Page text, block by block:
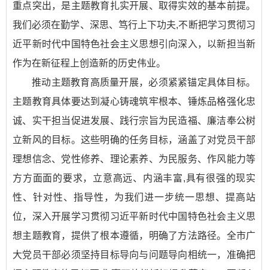
重点突出，是主题教育扎实开展、取得实效的基本前提。
我们必须在勤学、深思、笃行上下功夫,不断把学习贯彻习
近平新时代中国特色社会主义思想引向深入，以新担当新
作为在新征程上创造新的历史伟业。
推动主题教育高质量开展，必须紧紧锚定具体目标。
主题教育具体要达到凝心铸魂筑牢根本、锤炼品格强化忠
诚、实干担当促进发展、践行宗旨为民造福、廉洁奉公树
立新风的目标。这些明确的任务目标，涵盖了对党员干部
理想信念、党性修养、理论素养、为民服务、作风能力等
方方面面的要求，立意高远、内涵丰富,具有很强的现实
性、针对性、指导性，为我们进一步统一思想、提高站
位，深入开展学习贯彻习近平新时代中国特色社会主义思
想主题教育，提供了根本遵循，明确了方法路径。全市广
大党员干部必须坚持目标导向与问题导向相统一，准确把